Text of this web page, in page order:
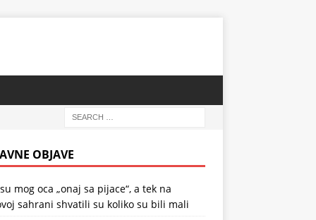
OBJAVE
mog oca „onaj sa pijace“, a tek na
sahrani shvatili su koliko su bili mali